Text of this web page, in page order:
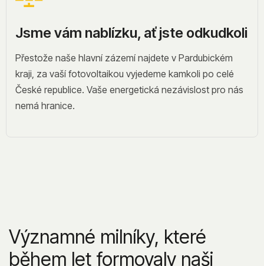
Jsme vám nablízku, ať jste odkudkoli
Přestože naše hlavní zázemí najdete v Pardubickém
kraji, za vaší fotovoltaikou vyjedeme kamkoli po celé
České republice. Vaše energetická nezávislost pro nás
nemá hranice.
Významné milníky, které
během let formovaly naši